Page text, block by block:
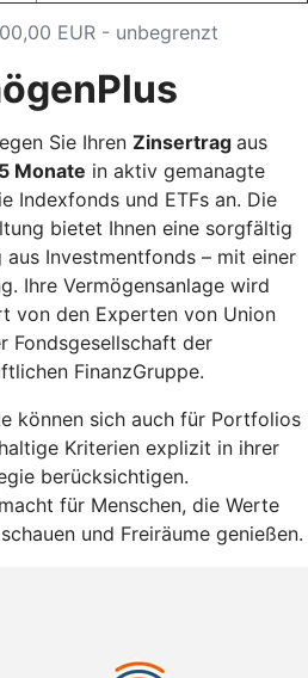
EUR - unbegrenzt
Sie Ihren Zinsertrag aus
Monate in aktiv gemanagte
Indexfonds und ETFs an. Die
bietet Ihnen eine sorgfältig
Investmentfonds – mit einer
Ihre Vermögensanlage wird
von den Experten von Union
Fondsgesellschaft der
FinanzGruppe.
können sich auch für Portfolios
Kriterien explizit in ihrer
berücksichtigen.
für Menschen, die Werte
und Freiräume genießen.